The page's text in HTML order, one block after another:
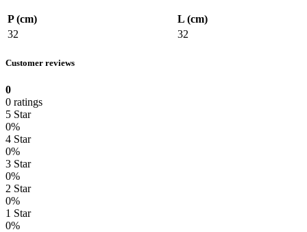
P (cm)
L (cm)
32
32
Customer reviews
0
0 ratings
5 Star
0%
4 Star
0%
3 Star
0%
2 Star
0%
1 Star
0%